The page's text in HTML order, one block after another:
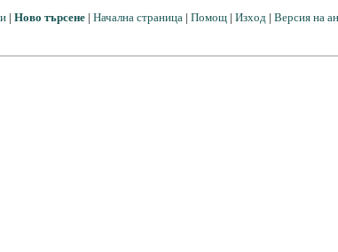
| Ново търсене| Начална страница| Помощ| Изход| Версия на